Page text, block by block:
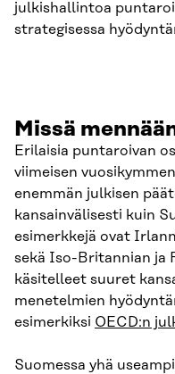
julkishallintoa
strategisessa
Missä
Erilaisia puntaroivan
viimeisen
enemmän julkisen
kansainvälisesti kuin
esimerkkejä ovat
sekä Iso-Britannian ja
käsitelleet suuret
menetelmien
esimerkiksi OECD:n
Suomessa yhä